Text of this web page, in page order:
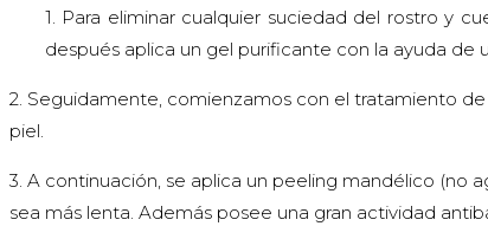
1. Para eliminar cualquier suciedad del rostro y
después aplica un gel purificante con la ayuda de
2. Seguidamente, comienzamos con el tratamiento de
piel.
3. A continuación, se aplica un peeling mandélico (no
sea más lenta. Además posee una gran actividad